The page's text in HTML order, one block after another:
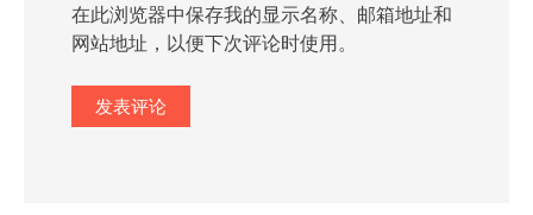
在此浏览器中保存我的显示名称、邮箱地址和
网站地址，以便下次评论时使用。